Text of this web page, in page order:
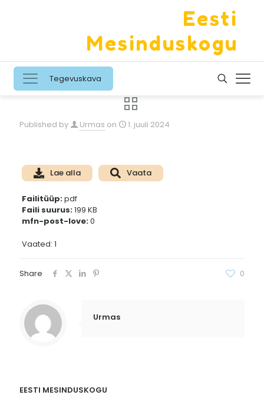
Eesti
Mesinduskogu
Tegevuskava
Published by Urmas on 1. juuli 2024
Vaated: 1
Lae alla Vaata
Failitüüp:pdf
Faili suurus:199 KB
mfn-post-love:0
Share 0
Urmas
EESTI MESINDUSKOGU